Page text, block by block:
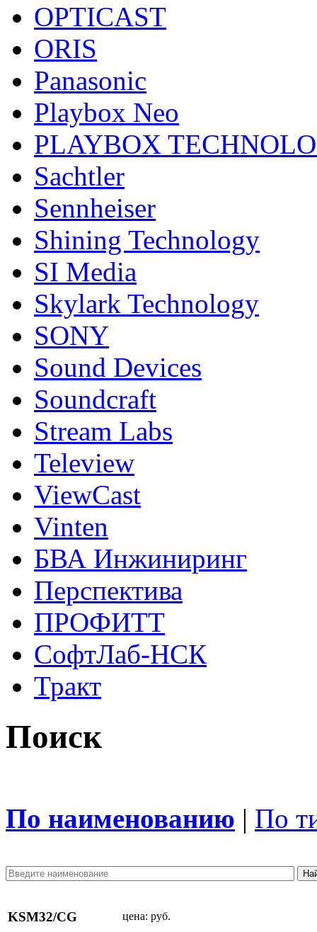
OPTICAST
ORIS
Panasonic
Playbox Neo
PLAYBOX
Sachtler
Sennheiser
Shining Technology
SI Media
Skylark Technology
SONY
Sound Devices
Soundcraft
Stream Labs
Teleview
ViewCast
Vinten
БВА Инжиниринг
Перспектива
ПРОФИТТ
СофтЛаб-НСК
Тракт
Поиск
По наименованию | По
KSM32/CG цена: руб.